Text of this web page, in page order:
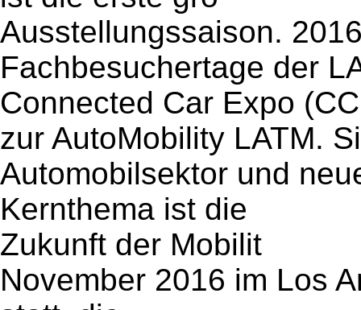
Ausstellungssaison.
Fachbesuchertage der
Connected Car Expo
zur AutoMobility LATM.
Automobilsektor und
Kernthema ist die
Zukunft der Mobilit
November 2016 im Los